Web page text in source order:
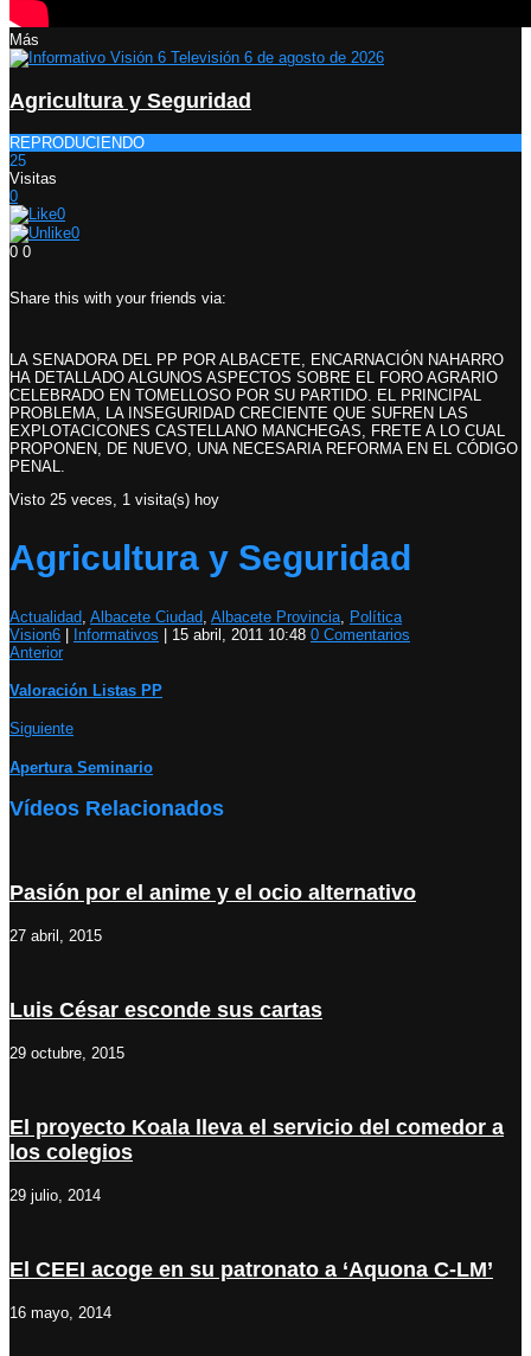
Más
Agricultura y Seguridad
REPRODUCIENDO
25
Visitas
0
0
0
0 0
Share this with your friends via:
LA SENADORA DEL PP POR ALBACETE, ENCARNACIÓN NAHARRO
HA DETALLADO ALGUNOS ASPECTOS SOBRE EL FORO AGRARIO
CELEBRADO EN TOMELLOSO POR SU PARTIDO. EL PRINCIPAL
PROBLEMA, LA INSEGURIDAD CRECIENTE QUE SUFREN LAS
EXPLOTACICONES CASTELLANO MANCHEGAS, FRETE A LO CUAL
PROPONEN, DE NUEVO, UNA NECESARIA REFORMA EN EL CÓDIGO
PENAL.
Visto 25 veces, 1 visita(s) hoy
Agricultura y Seguridad
Actualidad Albacete Ciudad Albacete Provincia
Política
Vision6
Informativos 15 abril, 2011 10:48 0 Comentarios
Anterior
Valoración Listas PP
Siguiente
Apertura Seminario
Vídeos Relacionados
Pasión por el anime y el ocio alternativo
27 abril, 2015
Luis César esconde sus cartas
29 octubre, 2015
El proyecto Koala lleva el servicio del comedor a
los colegios
29 julio, 2014
El CEEI acoge en su patronato a ‘Aquona C-LM’
16 mayo, 2014